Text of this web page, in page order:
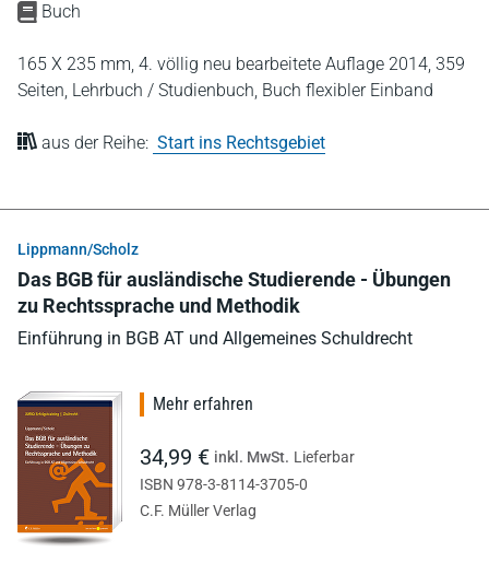
Buch
165 X 235 mm, 4. völlig neu bearbeitete Auflage 2014, 359
Seiten, Lehrbuch / Studienbuch, Buch flexibler Einband
aus der Reihe: Start ins Rechtsgebiet
Lippmann/Scholz
Das BGB für ausländische Studierende - Übungen
zu Rechtssprache und Methodik
Einführung in BGB AT und Allgemeines Schuldrecht
Mehr erfahren
34,99 € inkl. MwSt. Lieferbar
ISBN 978-3-8114-3705-0
C.F. Müller Verlag